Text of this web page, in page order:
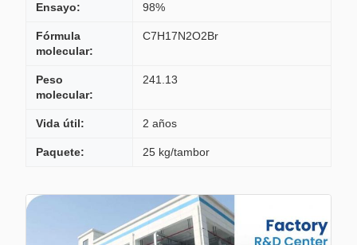
Ensayo: 98%
Fórmula
molecular:
C7H17N2O2Br
Peso
molecular:
241.13
Vida útil: 2 años
Paquete: 25 kg/tambor